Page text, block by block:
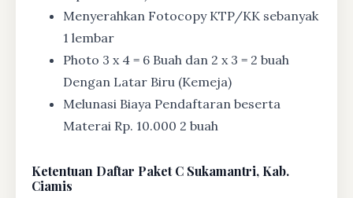
Menyerahkan Fotocopy KTP/KK sebanyak
1 lembar
Photo 3 x 4 = 6 Buah dan 2 x 3 = 2 buah
Dengan Latar Biru (Kemeja)
Melunasi Biaya Pendaftaran beserta
Materai Rp. 10.000 2 buah
Ketentuan Daftar Paket C Sukamantri, Kab.
Ciamis